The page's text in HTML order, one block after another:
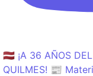
🇱🇻 ¡A 36 AÑOS
QUILMES! 📰